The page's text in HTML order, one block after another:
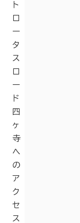
ト
ロ
ー
タ
ス
ロ
ー
ド
四
ヶ
寺
へ
の
ア
ク
セ
ス